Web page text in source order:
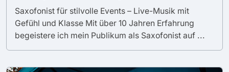
Saxofonist für stilvolle Events – Live-Musik mit
Gefühl und Klasse Mit über 10 Jahren Erfahrung
begeistere ich mein Publikum als Saxofonist auf ...